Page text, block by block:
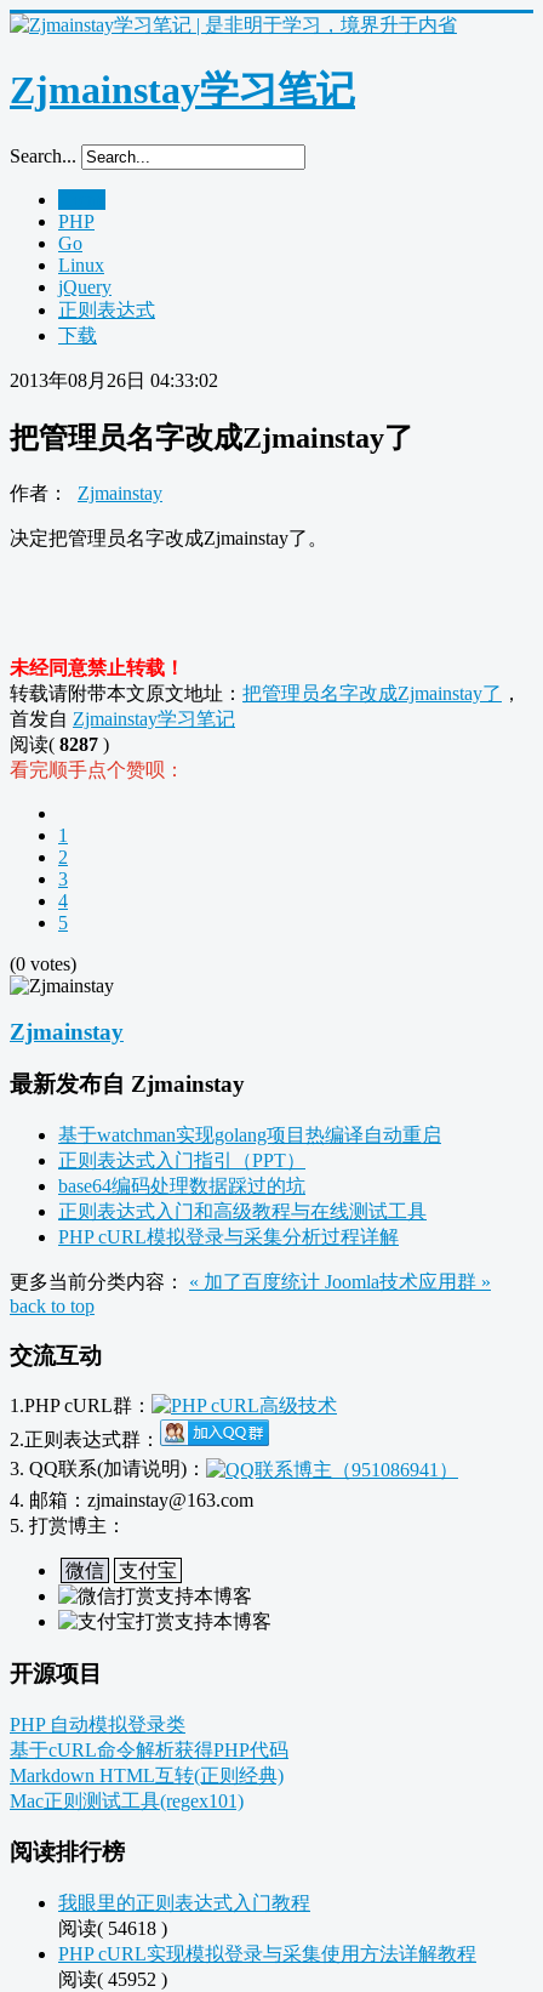
Zjmainstay学习笔记
Search...
PHP
Go
Linux
jQuery
正则表达式
下载
2013年08月26日 04:33:02
把管理员名字改成Zjmainstay了
作者： Zjmainstay
决定把管理员名字改成Zjmainstay了。
未经同意禁止转载！
转载请附带本文原文地址： 把管理员名字改成Zjmainstay了 ，
首发自 Zjmainstay学习笔记
阅读( 8287 )
看完顺手点个赞呗：
1
2
3
4
5
(0 votes)
Zjmainstay
最新发布自 Zjmainstay
基于watchman实现golang项目热编译自动重启
正则表达式入门指引（PPT）
base64编码处理数据踩过的坑
正则表达式入门和高级教程与在线测试工具
PHP cURL模拟登录与采集分析过程详解
更多当前分类内容： « 加了百度统计 Joomla技术应用群 »
back to top
交流互动
1.PHP cURL群：
2.正则表达式群：
3. QQ联系(加请说明)：
4. 邮箱：zjmainstay@163.com
5. 打赏博主：
微信 支付宝
开源项目
PHP 自动模拟登录类
基于cURL命令解析获得PHP代码
Markdown HTML互转(正则经典)
Mac正则测试工具(regex101)
阅读排行榜
我眼里的正则表达式入门教程
阅读( 54618 )
PHP cURL实现模拟登录与采集使用方法详解教程
阅读( 45952 )